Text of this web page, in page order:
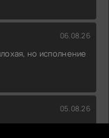
06.08.26
но исполнение
05.08.26
Каждый эпизод